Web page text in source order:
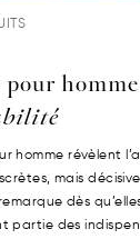
homme révèlent
mais
dès
partie des